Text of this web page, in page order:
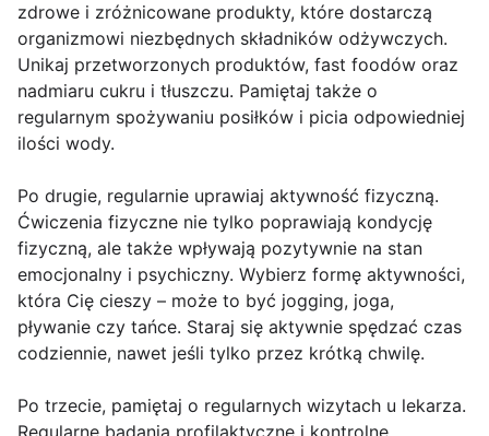
zdrowe i zróżnicowane produkty, które dostarczą
organizmowi niezbędnych składników odżywczych.
Unikaj przetworzonych produktów, fast foodów oraz
nadmiaru cukru i tłuszczu. Pamiętaj także o
regularnym spożywaniu posiłków i picia odpowiedniej
ilości wody.
Po drugie, regularnie uprawiaj aktywność fizyczną.
Ćwiczenia fizyczne nie tylko poprawiają kondycję
fizyczną, ale także wpływają pozytywnie na stan
emocjonalny i psychiczny. Wybierz formę aktywności,
która Cię cieszy – może to być jogging, joga,
pływanie czy tańce. Staraj się aktywnie spędzać czas
codziennie, nawet jeśli tylko przez krótką chwilę.
Po trzecie, pamiętaj o regularnych wizytach u lekarza.